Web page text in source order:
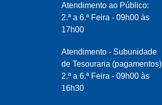
Atendimento ao Público:
2.ª a 6.ª Feira - 09h00 às
17h00
Atendimento - Subunidade
de Tesouraria (pagamentos)
2.ª a 6.ª Feira - 09h00 às
16h30